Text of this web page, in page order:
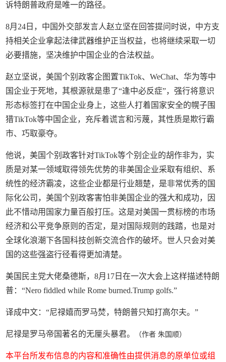
诉特朗普政府是唯一的路径。
8月24日，中国外交部发言人赵立坚在回答提问时说，中方支
持相关企业拿起法律武器维护正当权益，也将继续采取一切
必要措施，坚决维护中国企业的合法权益。
赵立坚说，美国个别政客企图置TikTok、WeChat、华为等中
国企业于死地，其根源就是患了“逢中必反症”，强行将意识
形态标签打在中国企业身上，这些人打着国家安全的幌子围
猎TikTok等中国企业，充斥着谎言和污蔑，其性质是欺行霸
市、巧取豪夺。
他说，美国个别政客针对TikTok等个别企业的胡作非为，实
质是对某一领域取得领先优势的非美国企业采取有组织、系
统性的经济霸凌，这些企业都是行业翘楚，是非常优秀的国
际化公司，美国个别政客害怕非美国企业的强大和成功，因
此不惜动用国家力量百般打压。这是对美国一贯标榜的市场
经济和公平竞争原则的否定，是对国际规则的践踏，也是对
全球化浪潮下各国科技创新交流合作的破坏。世人只会对美
国的这些强盗行径看得更加清楚。
美国民主党大佬桑德斯，8月17日在一次大会上这样描述特朗
普：“Nero fiddled while Rome burned.Trump golfs.”
译成中文：“尼禄嬉而罗马焚，特朗普只知打高尔夫。”
尼禄是罗马帝国著名的无厘头暴君。 （作者 朱国顺）
本平台所发布信息的内容和准确性由提供消息的原单位或组